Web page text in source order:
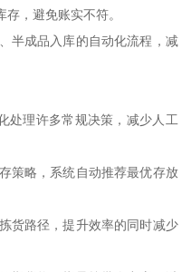
，避免账实不符。
半成品入库的自动化流程，减
处理许多常规决策，减少人工
策略，系统自动推荐最优存放
货路径，提升效率的同时减少